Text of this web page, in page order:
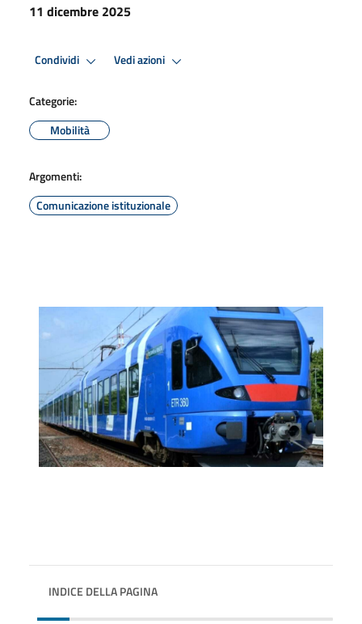
11 dicembre 2025
Condividi Vedi azioni
Categorie:
Mobilità
Argomenti:
Comunicazione istituzionale
INDICE DELLA PAGINA